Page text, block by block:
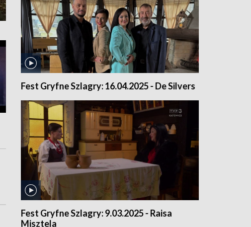
Fest Gryfne Szlagry: 16.04.2025 - De Silvers
Fest Gryfne Szlagry: 9.03.2025 - Raisa
Misztela